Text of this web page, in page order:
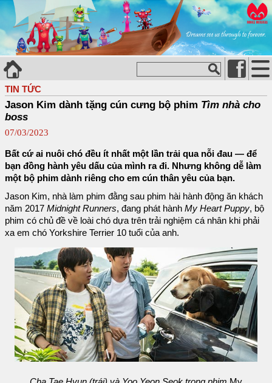
TIN TỨC
Jason Kim dành tặng cún cưng bộ phim Tìm nhà cho
boss
07/03/2023
Bất cứ ai nuôi chó đều ít nhất một lần trải qua nỗi đau — để
bạn đồng hành yêu dấu của mình ra đi. Nhưng không dễ làm
một bộ phim dành riêng cho em cún thân yêu của bạn.
Jason Kim, nhà làm phim đằng sau phim hài hành động ăn khách
năm 2017 Midnight Runners, đang phát hành My Heart Puppy, bộ
phim có chủ đề về loài chó dựa trên trải nghiệm cá nhân khi phải
xa em chó Yorkshire Terrier 10 tuổi của anh.